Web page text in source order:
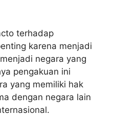
terhadap
karena menjadi
negara yang
pengakuan ini
yang memiliki hak
dengan negara lain